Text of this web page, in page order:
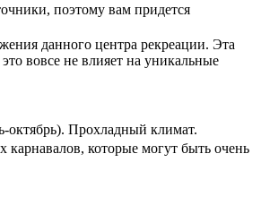
поэтому вам придется
данного центра рекреации. Эта
вовсе не влияет на уникальные
Прохладный климат.
которые могут быть очень